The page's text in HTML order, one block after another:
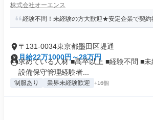
株式会社オーエンス
経験不問！未経験の方大歓迎★安定企業で契約
〒131-0034東京都墨田区堤通
月給22万1000円～28万円
求めている人材 ■高卒以上 ■経験不問 ■
設備保守管理経験者...
制服あり 業界未経験歓迎 +16個